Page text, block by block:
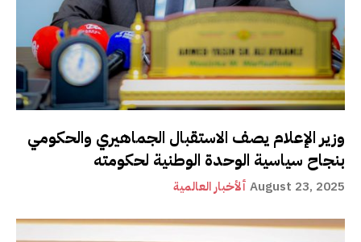
وزير الإعلام يصف الاستقبال الجماهيري والحكومي
بنجاح سياسية الوحدة الوطنية لحكومته
ألأخبار العالمية August 23, 2025